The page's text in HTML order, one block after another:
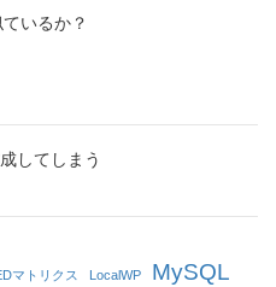
いるか？
してしまう
マトリクス LocalWP MySQL